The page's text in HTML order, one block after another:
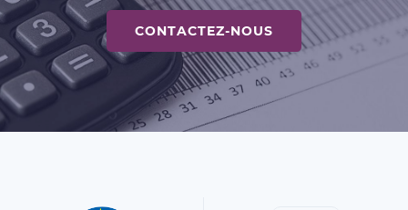
CONTACTEZ-NOUS